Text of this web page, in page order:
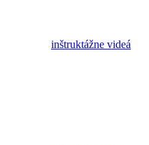
inštruktážne videá